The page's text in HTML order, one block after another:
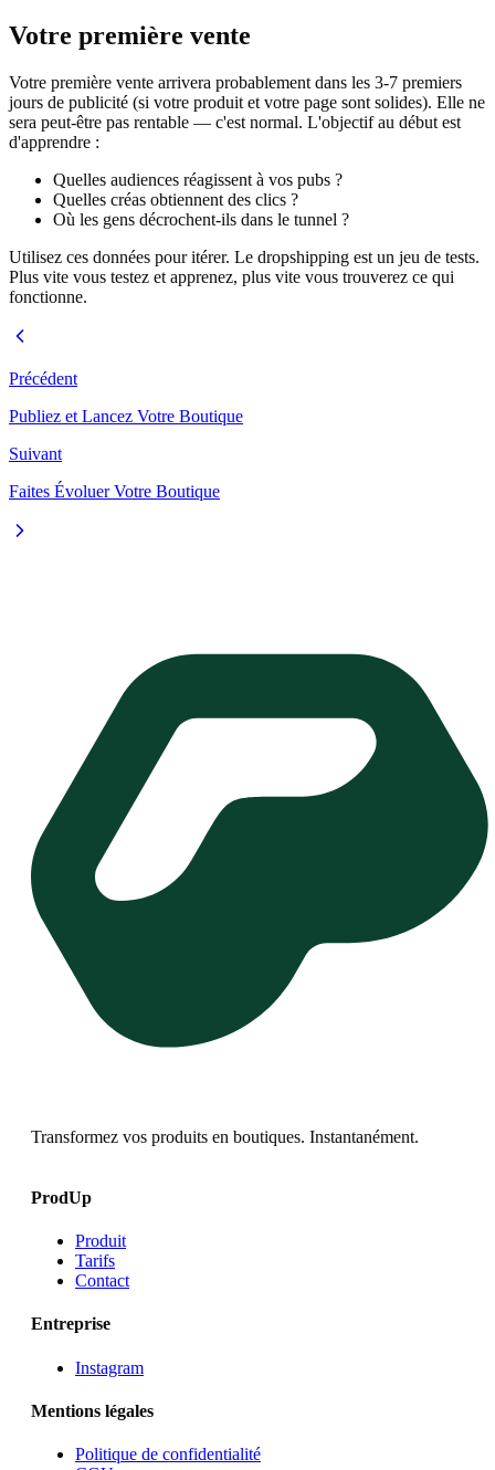
Votre première vente
Votre première vente arrivera probablement dans les 3-7 premiers
jours de publicité (si votre produit et votre page sont solides). Elle ne
sera peut-être pas rentable — c'est normal. L'objectif au début est
d'apprendre :
Quelles audiences réagissent à vos pubs ?
Quelles créas obtiennent des clics ?
Où les gens décrochent-ils dans le tunnel ?
Utilisez ces données pour itérer. Le dropshipping est un jeu de tests.
Plus vite vous testez et apprenez, plus vite vous trouverez ce qui
fonctionne.
Précédent
Publiez et Lancez Votre Boutique
Suivant
Faites Évoluer Votre Boutique
Transformez vos produits en boutiques. Instantanément.
ProdUp
Produit
Tarifs
Contact
Entreprise
Instagram
Mentions légales
Politique de confidentialité